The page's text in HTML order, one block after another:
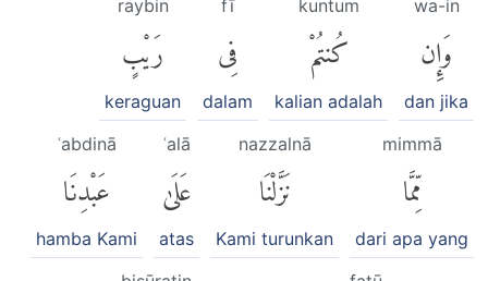
wa-in
وَإِن
dan jika
kuntum
كُنتُمْ
kalian adalah
fī
فِى
dalam
raybin
رَيْبٍ
keraguan
mimmā
مِّمَّا
dari apa yang
nazzalnā
نَزَّلْنَا
Kami turunkan
ʿalā
عَلَىٰ
atas
ʿabdinā
عَبْدِنَا
hamba Kami